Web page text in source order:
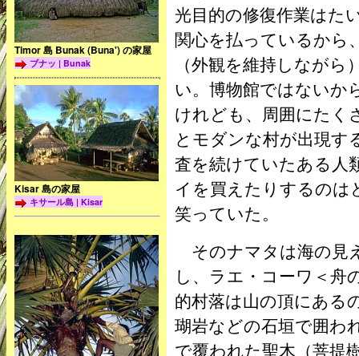
光目的の修復作業はた
関心を払っているから
（外観を維持しなが
い。博物館ではないか
けれども、周囲にたく
とモダンな村が出現
査を続けていたある人
イを買えたりするの
笑っていた。
そのナマタは海の見
し、ラエ・コーワ＜舟
的村落は山の頂にある
瑚岩などの石垣で囲わ
で覆われた聖木（菩提
Timor 島 Bunak (Buna') の家屋
ブナッ | Bunak
Kisar 島の家屋
キサール島 | Kisar